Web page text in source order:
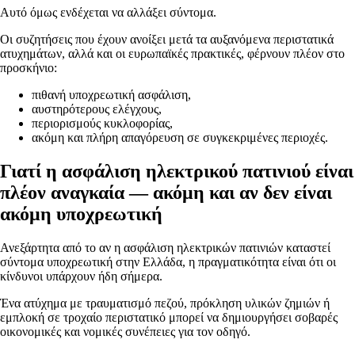
Αυτό όμως ενδέχεται να αλλάξει σύντομα.
Οι συζητήσεις που έχουν ανοίξει μετά τα αυξανόμενα περιστατικά
ατυχημάτων, αλλά και οι ευρωπαϊκές πρακτικές, φέρνουν πλέον στο
προσκήνιο:
πιθανή υποχρεωτική ασφάλιση,
αυστηρότερους ελέγχους,
περιορισμούς κυκλοφορίας,
ακόμη και πλήρη απαγόρευση σε συγκεκριμένες περιοχές.
Γιατί η ασφάλιση ηλεκτρικού πατινιού είναι
πλέον αναγκαία — ακόμη και αν δεν είναι
ακόμη υποχρεωτική
Ανεξάρτητα από το αν η ασφάλιση ηλεκτρικών πατινιών καταστεί
σύντομα υποχρεωτική στην Ελλάδα, η πραγματικότητα είναι ότι οι
κίνδυνοι υπάρχουν ήδη σήμερα.
Ένα ατύχημα με τραυματισμό πεζού, πρόκληση υλικών ζημιών ή
εμπλοκή σε τροχαίο περιστατικό μπορεί να δημιουργήσει σοβαρές
οικονομικές και νομικές συνέπειες για τον οδηγό.